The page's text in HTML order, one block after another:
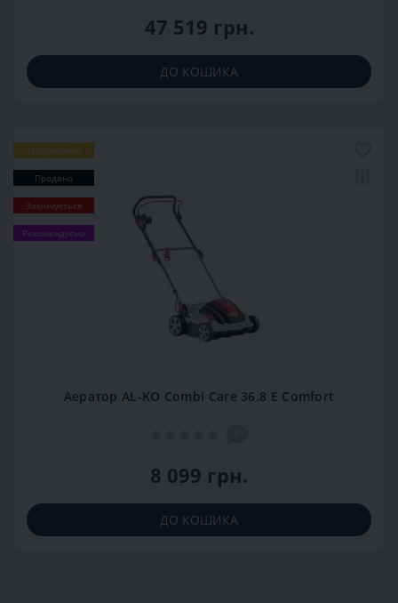
47 519 грн.
ДО КОШИКА
Популярний
Продано
Закінчується
Рекомендуємо
Аератор AL-KO Combi Care 36.8 E Comfort
8 099 грн.
ДО КОШИКА